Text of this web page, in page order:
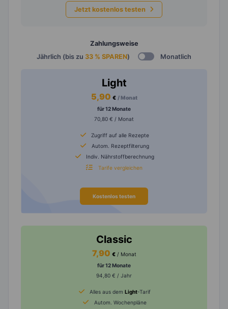
Jetzt kostenlos testen
Zahlungsweise
Jährlich (bis zu 33 % SPAREN) Monatlich
Light
5,90 € / Monat
für 12 Monate
70,80 € / Monat
Zugriff auf alle Rezepte
Autom. Rezeptfilterung
Indiv. Nährstoffberechnung
Tarife vergleichen
Kostenlos testen
Classic
7,90 € / Monat
für 12 Monate
94,80 € / Jahr
Alles aus dem Light-Tarif
Autom. Wochenpläne